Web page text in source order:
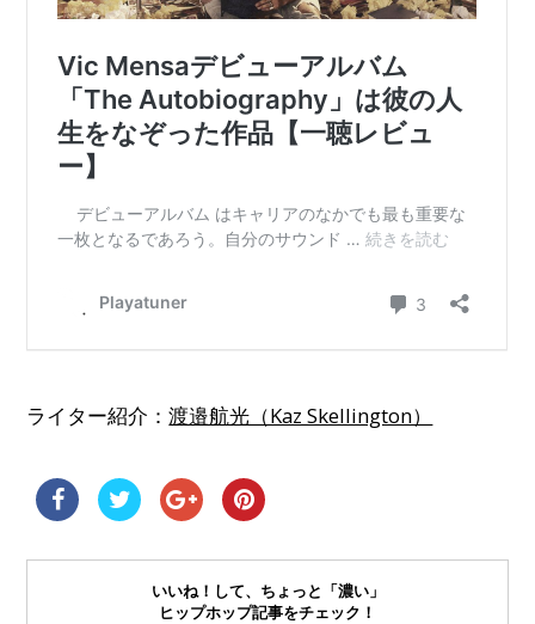
ライター紹介：渡邉航光（Kaz Skellington）
いいね！して、ちょっと「濃い」
ヒップホップ記事をチェック！